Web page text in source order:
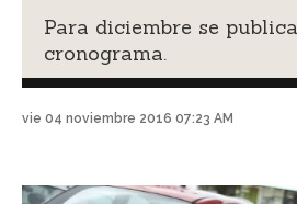
Para diciembre se
cronograma.
vie 04 noviembre 2016 07:23 AM